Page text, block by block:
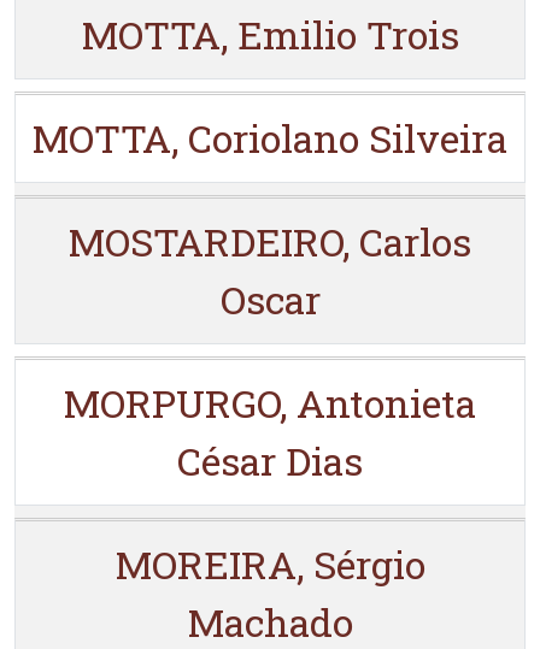
MOTTA, Emilio Trois
MOTTA, Coriolano Silveira
MOSTARDEIRO, Carlos
Oscar
MORPURGO, Antonieta
César Dias
MOREIRA, Sérgio
Machado